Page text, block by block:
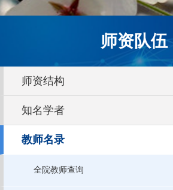
师资队伍
师资结构
知名学者
教师名录
全院教师查询